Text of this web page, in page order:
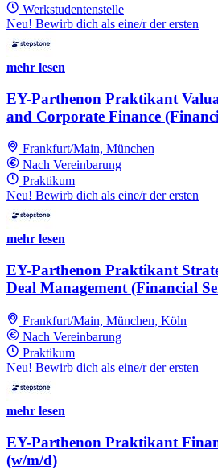
Werkstudentenstelle
Neu! Bewirb dich als eine/r der ersten
mehr lesen
EY-Parthenon Praktikant
and Corporate Finance
Frankfurt/Main, München
Nach Vereinbarung
Praktikum
Neu! Bewirb dich als eine/r der ersten
mehr lesen
EY-Parthenon Praktikant
Deal Management (Financial
Frankfurt/Main, München, Köln
Nach Vereinbarung
Praktikum
Neu! Bewirb dich als eine/r der ersten
mehr lesen
EY-Parthenon Praktikant
(w/m/d)